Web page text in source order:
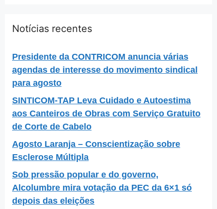
Notícias recentes
Presidente da CONTRICOM anuncia várias
agendas de interesse do movimento sindical
para agosto
SINTICOM-TAP Leva Cuidado e Autoestima
aos Canteiros de Obras com Serviço Gratuito
de Corte de Cabelo
Agosto Laranja – Conscientização sobre
Esclerose Múltipla
Sob pressão popular e do governo,
Alcolumbre mira votação da PEC da 6×1 só
depois das eleições